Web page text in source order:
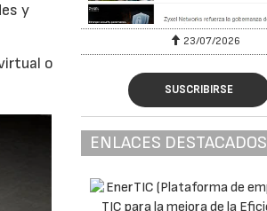
y
o
23/07/2026
SUSCRIBIRSE
ENLACES DESTACADOS